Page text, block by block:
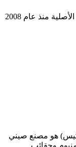
منذ عام 2008
هو مصنع صيني
وحقائب